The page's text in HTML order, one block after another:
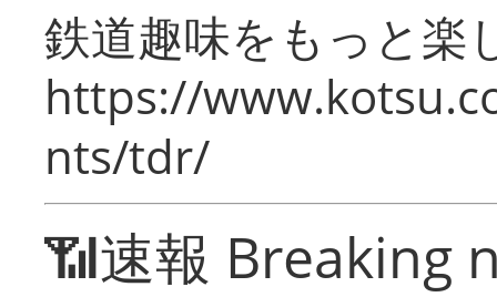
鉄道趣味をもっと楽
https://
nts/tdr/
📶速報 Breaking